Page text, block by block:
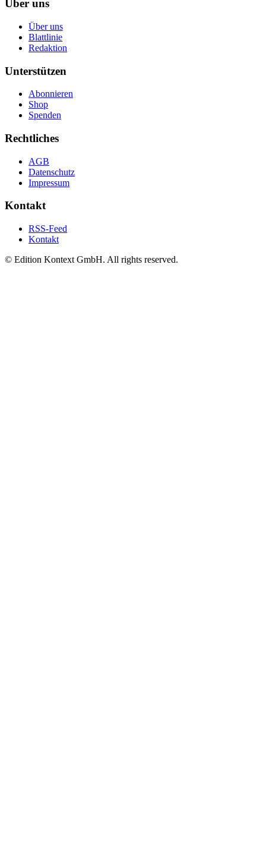
Über uns
Über uns
Blattlinie
Redaktion
Unterstützen
Abonnieren
Shop
Spenden
Rechtliches
AGB
Datenschutz
Impressum
Kontakt
RSS-Feed
Kontakt
© Edition Kontext GmbH. All rights reserved.